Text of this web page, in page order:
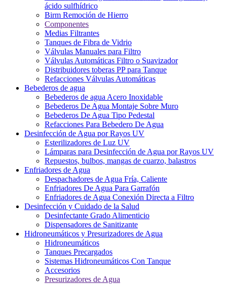
ácido sulfhídrico
Birm Remoción de Hierro
Componentes
Medias Filtrantes
Tanques de Fibra de Vidrio
Válvulas Manuales para Filtro
Válvulas Automáticas Filtro o Suavizador
Distribuidores toberas PP para Tanque
Refacciones Válvulas Automáticas
Bebederos de agua
Bebederos de agua Acero Inoxidable
Bebederos De Agua Montaje Sobre Muro
Bebederos De Agua Tipo Pedestal
Refacciones Para Bebedero De Agua
Desinfección de Agua por Rayos UV
Esterilizadores de Luz UV
Lámparas para Desinfección de Agua por Rayos UV
Repuestos, bulbos, mangas de cuarzo, balastros
Enfriadores de Agua
Despachadores de Agua Fría, Caliente
Enfriadores De Agua Para Garrafón
Enfriadores de Agua Conexión Directa a Filtro
Desinfección y Cuidado de la Salud
Desinfectante Grado Alimenticio
Dispensadores de Sanitizante
Hidroneumáticos y Presurizadores de Agua
Hidroneumáticos
Tanques Precargados
Sistemas Hidroneumáticos Con Tanque
Accesorios
Presurizadores de Agua